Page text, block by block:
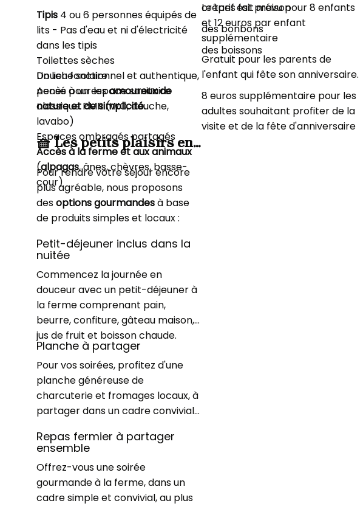
Tipis 4 ou 6 personnes équipés de
lits - Pas d'eau et ni d'électricité
dans les tipis
Toilettes sèches
Douche solaire
Accès à un espace sanitaire
classique PMR (WC, douche,
lavabo)
Espaces ombragés partagés
Accès à la ferme et aux animaux
(alpagas, ânes, chèvres, basse-
cour)
Un lieu fonctionnel et authentique,
pensé pour lesamoureux de
nature et de simplicité.
🧺 Les petits plaisirs en
plus - A réserver
Pour rendre votre séjour encore
plus agréable, nous proposons
desoptions gourmandesà base
de produits simples et locaux :
Petit-déjeuner inclus dans la
nuitée
Commencez la journée en
douceur avec un petit-déjeuner à
la ferme comprenant pain,
beurre, confiture, gâteau maison,
jus de fruit et boisson chaude.
Planche à partager
Pour vos soirées, profitez d'une
planche généreuse de
charcuterie et fromages locaux, à
partager dans un cadre convivial.
Repas fermier à partager
ensemble
Offrez-vous une soirée
gourmande à la ferme, dans un
cadre simple et convivial, au plus
crêpes fait maison
des bonbons
des boissons
Le tarif est prévu pour 8 enfants
et 12 euros par enfant
supplémentaire
Gratuit pour les parents de
l'enfant qui fête son anniversaire.
8 euros supplémentaire pour les
adultes souhaitant profiter de la
visite et de la fête d'anniversaire